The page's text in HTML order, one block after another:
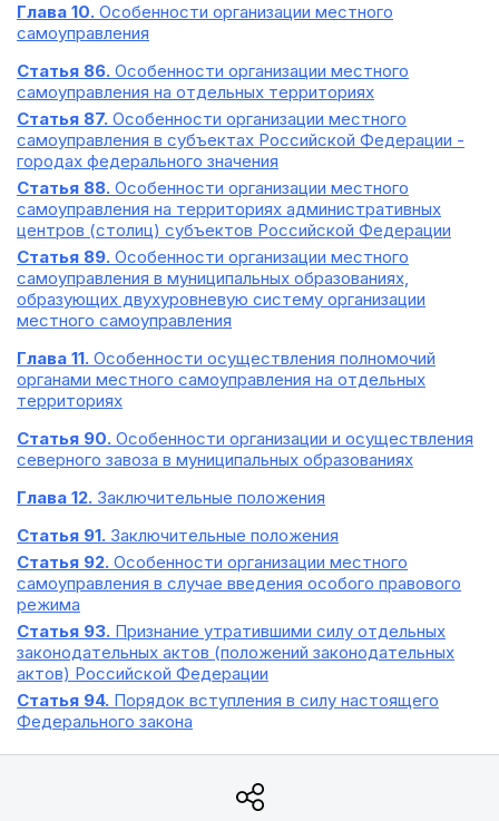
Глава 10. Особенности организации местного
самоуправления
Статья 86. Особенности организации местного
самоуправления на отдельных территориях
Статья 87. Особенности организации местного
самоуправления в субъектах Российской Федерации -
городах федерального значения
Статья 88. Особенности организации местного
самоуправления на территориях административных
центров (столиц) субъектов Российской Федерации
Статья 89. Особенности организации местного
самоуправления в муниципальных образованиях,
образующих двухуровневую систему организации
местного самоуправления
Глава 11. Особенности осуществления полномочий
органами местного самоуправления на отдельных
территориях
Статья 90. Особенности организации и осуществления
северного завоза в муниципальных образованиях
Глава 12. Заключительные положения
Статья 91. Заключительные положения
Статья 92. Особенности организации местного
самоуправления в случае введения особого правового
режима
Статья 93. Признание утратившими силу отдельных
законодательных актов (положений законодательных
актов) Российской Федерации
Статья 94. Порядок вступления в силу настоящего
Федерального закона